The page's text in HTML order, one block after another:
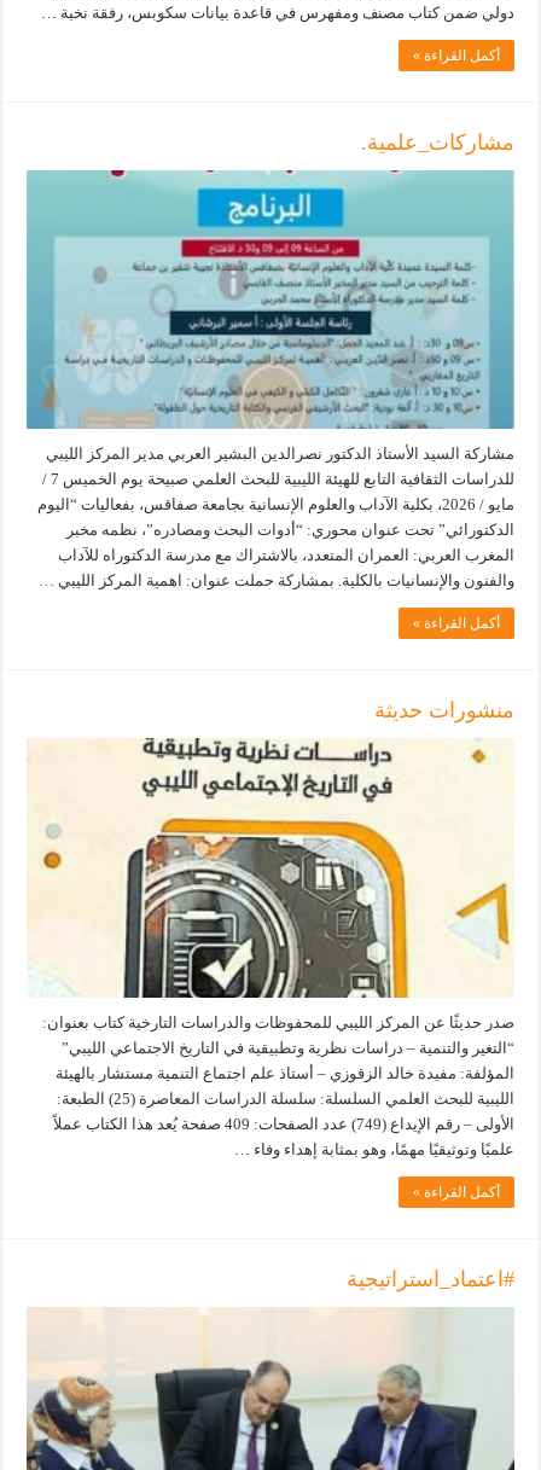
دولي ضمن كتاب مصنف ومفهرس في قاعدة بيانات سكوبس، رفقة نخبة …
أكمل القراءة »
مشاركات_علمية.
مشاركة السيد الأستاذ الدكتور نصرالدين البشير العربي مدير المركز الليبي
للدراسات الثقافية التابع للهيئة الليبية للبحث العلمي صبيحة يوم الخميس 7 /
مايو / 2026، بكلية الآداب والعلوم الإنسانية بجامعة صفاقس، بفعاليات “اليوم
الدكتورائي” تحت عنوان محوري: “أدوات البحث ومصادره”، نظمه مخبر
المغرب العربي: العمران المتعدد، بالاشتراك مع مدرسة الدكتوراه للآداب
والفنون والإنسانيات بالكلية. بمشاركة حملت عنوان: اهمية المركز الليبي …
أكمل القراءة »
منشورات حديثة
صدر حديثًا عن المركز الليبي للمحفوظات والدراسات التارخية كتاب بعنوان:
“التغير والتنمية – دراسات نظرية وتطبيقية في التاريخ الاجتماعي الليبي”
المؤلفة: مفيدة خالد الزقوزي – أستاذ علم اجتماع التنمية مستشار بالهيئة
الليبية للبحث العلمي السلسلة: سلسلة الدراسات المعاصرة (25) الطبعة:
الأولى – رقم الإيداع (749) عدد الصفحات: 409 صفحة يُعد هذا الكتاب عملاً
علميًا وتوثيقيًا مهمًا، وهو بمثابة إهداء وفاء …
أكمل القراءة »
#اعتماد_استراتيجية